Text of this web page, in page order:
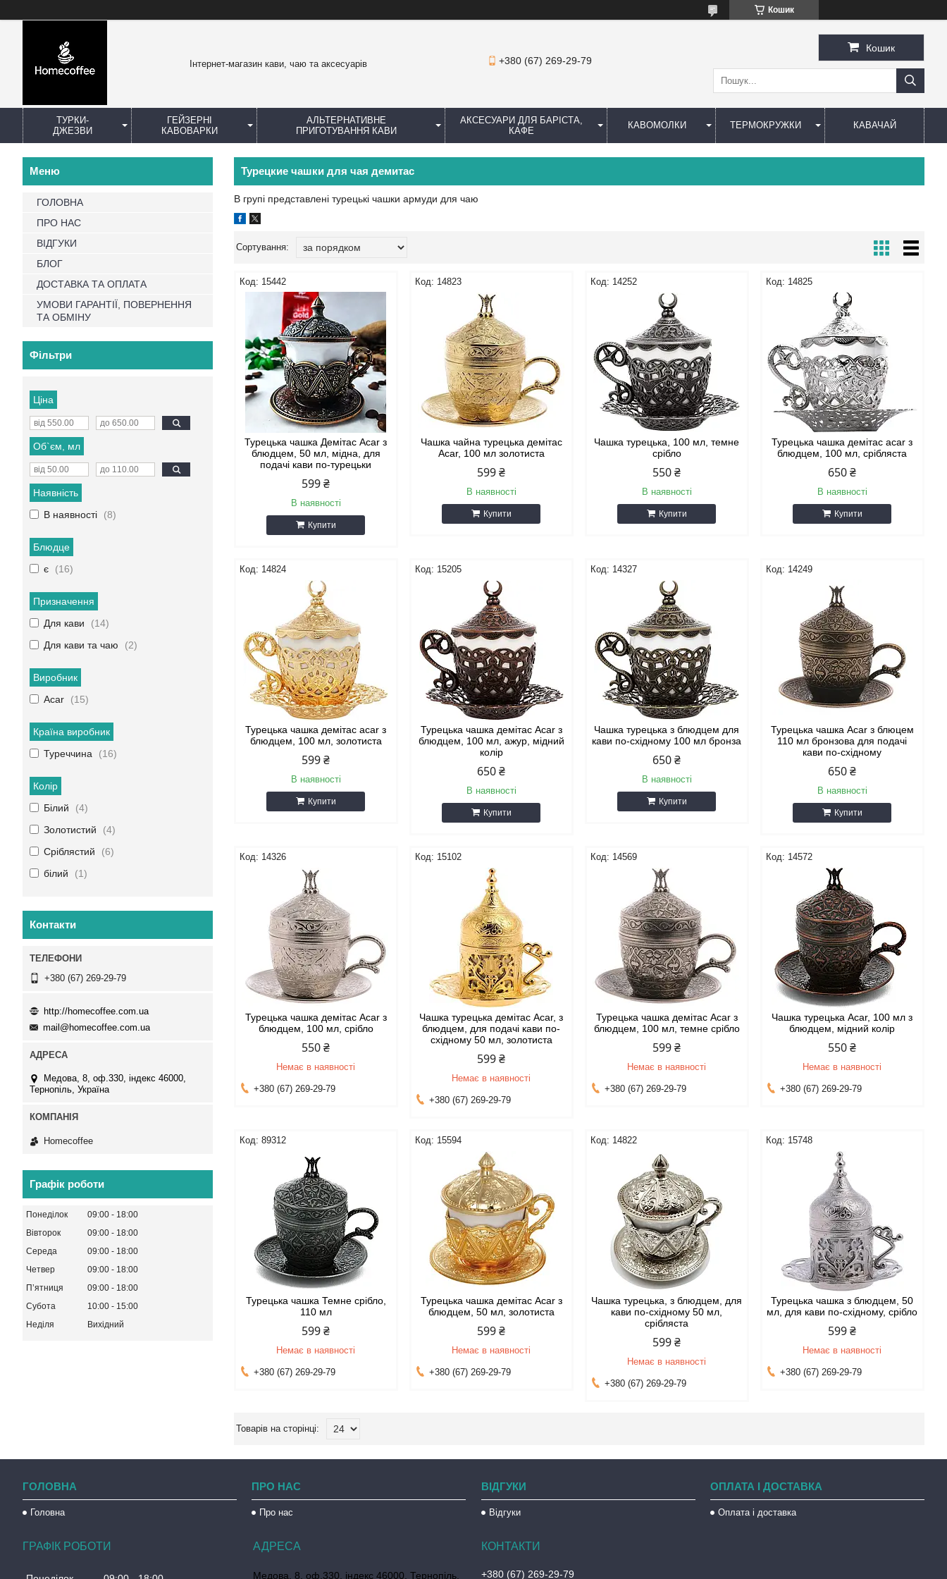
Кошик
Інтернет-магазин кави, чаю та аксесуарів +380 (67) 269-29-79
Кошик
ТУРКИ-
ДЖЕЗВИ
ГЕЙЗЕРНІ
КАВОВАРКИ
АЛЬТЕРНАТИВНЕ
ПРИГОТУВАННЯ КАВИ
АКСЕСУАРИ ДЛЯ БАРІСТА,
КАФЕ
КАВОМОЛКИ ТЕРМОКРУЖКИ КАВАЧАЙ
Турецкие чашки для чая демитас
В групі представлені турецькі чашки армуди для чаю
15442
Турецька чашка Демітас Acar з
блюдцем, 50 мл, мідна, для
подачі кави по-турецьки
599 ₴
В наявності
Купити
14823
Чашка чайна турецька демітас
Acar, 100 мл золотиста
599 ₴
В наявності
Купити
14252
Чашка турецька, 100 мл, темне
срібло
550 ₴
В наявності
Купити
14825
Турецька чашка демітас acar з
блюдцем, 100 мл, срібляста
650 ₴
В наявності
Купити
14824
Турецька чашка демітас acar з
блюдцем, 100 мл, золотиста
599 ₴
В наявності
Купити
15205
Турецька чашка демітас Acar з
блюдцем, 100 мл, ажур, мідний
колір
650 ₴
В наявності
Купити
14327
Чашка турецька з блюдцем для
кави по-східному 100 мл бронза
650 ₴
В наявності
Купити
14249
Турецька чашка Acar з блюцем
110 мл бронзова для подачі
кави по-східному
650 ₴
В наявності
Купити
14326
Турецька чашка демітас Acar з
блюдцем, 100 мл, срібло
550 ₴
Немає в наявності
+380 (67) 269-29-79
15102
Чашка турецька демітас Acar, з
блюдцем, для подачі кави по-
східному 50 мл, золотиста
599 ₴
Немає в наявності
+380 (67) 269-29-79
14569
Турецька чашка демітас Acar з
блюдцем, 100 мл, темне срібло
599 ₴
Немає в наявності
+380 (67) 269-29-79
14572
Чашка турецька Acar, 100 мл з
блюдцем, мідний колір
550 ₴
Немає в наявності
+380 (67) 269-29-79
89312
Турецька чашка Темне срібло,
110 мл
599 ₴
Немає в наявності
+380 (67) 269-29-79
15594
Турецька чашка демітас Acar з
блюдцем, 50 мл, золотиста
599 ₴
Немає в наявності
+380 (67) 269-29-79
14822
Чашка турецька, з блюдцем, для
кави по-східному 50 мл,
срібляста
599 ₴
Немає в наявності
+380 (67) 269-29-79
15748
Турецька чашка з блюдцем, 50
мл, для кави по-східному, срібло
599 ₴
Немає в наявності
+380 (67) 269-29-79
ГОЛОВНА
ПРО НАС
ВІДГУКИ
БЛОГ
ДОСТАВКА ТА ОПЛАТА
УМОВИ ГАРАНТІЇ, ПОВЕРНЕННЯ
ТА ОБМІНУ
Фільтри
Ціна
Об`єм, мл
Наявність
В наявності
8
Блюдце
є
16
Призначення
Для кави
14
Для кави та чаю
2
Виробник
Acar
15
Країна виробник
Туреччина
16
Колір
Білий
4
Золотистий
4
Сріблястий
6
білий
1
Контакти
+380 (67) 269-29-79
http://homecoffee.com.ua
mail@homecoffee.com.ua
Медова, 8, оф.330, індекс 46000,
Тернопіль, Україна
Homecoffee
Графік роботи
Понеділок 09:00
18:00
Вівторок
09:00
18:00
Середа
09:00
18:00
Четвер
09:00
18:00
Пʼятниця
09:00
18:00
Субота
10:00
15:00
Неділя
Вихідний
ГОЛОВНА
Головна
ПРО НАС
Про нас
ВІДГУКИ
Відгуки
ОПЛАТА І ДОСТАВКА
Оплата і доставка
ГРАФІК РОБОТИ
Медова, 8, оф.330, індекс 46000, Тернопіль, +380 (67) 269-29-79